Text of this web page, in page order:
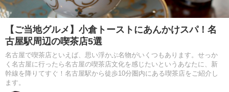
【ご当地グルメ】小倉トーストにあんかけスパ！名
古屋駅周辺の喫茶店5選
名古屋で喫茶店といえば、思い浮かぶ名物がいくつもあります。せっか
く名古屋に行ったら名古屋の喫茶店文化を感じたいというあなたに、新
幹線を降りてすぐ！名古屋駅から徒歩10分圏内にある喫茶店をご紹介し
ます。